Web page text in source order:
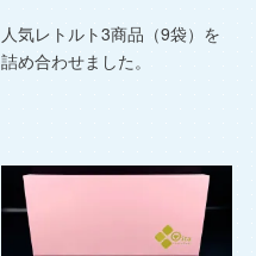
人気レトルト3商品（9袋）を
詰め合わせました。